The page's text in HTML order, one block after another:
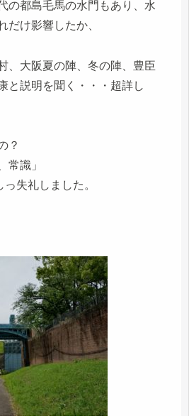
の都島毛馬の水門もあり、水
だけ影響したか、
、大阪夏の陣、冬の陣、豊臣
と説明を聞く・・・超詳し
？
常識」
失礼しました。